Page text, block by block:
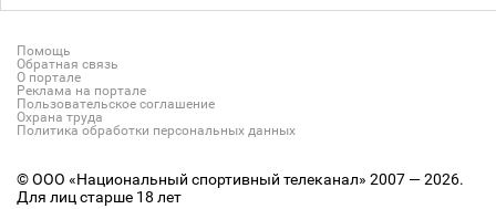
Помощь
Обратная связь
О портале
Реклама на портале
Пользовательское соглашение
Охрана труда
Политика обработки персональных данных
© ООО «Национальный спортивный телеканал» 2007 — 2026.
Для лиц старше 18 лет